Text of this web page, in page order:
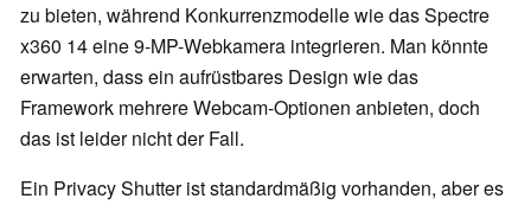
zu bieten, während Konkurrenzmodelle wie das Spectre
x360 14 eine 9-MP-Webkamera integrieren. Man könnte
erwarten, dass ein aufrüstbares Design wie das
Framework mehrere Webcam-Optionen anbieten, doch
das ist leider nicht der Fall.
Ein Privacy Shutter ist standardmäßig vorhanden, aber es